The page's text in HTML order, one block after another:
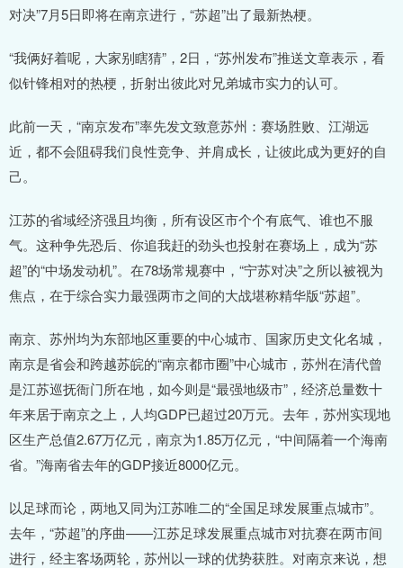
对决”7月5日即将在南京进行，“苏超”出了最新热梗。
“我俩好着呢，大家别瞎猜”，2日，“苏州发布”推送文章表示，看
似针锋相对的热梗，折射出彼此对兄弟城市实力的认可。
此前一天，“南京发布”率先发文致意苏州：赛场胜败、江湖远
近，都不会阻碍我们良性竞争、并肩成长，让彼此成为更好的自
己。
江苏的省域经济强且均衡，所有设区市个个有底气、谁也不服
气。这种争先恐后、你追我赶的劲头也投射在赛场上，成为“苏
超”的“中场发动机”。在78场常规赛中，“宁苏对决”之所以被视为
焦点，在于综合实力最强两市之间的大战堪称精华版“苏超”。
南京、苏州均为东部地区重要的中心城市、国家历史文化名城，
南京是省会和跨越苏皖的“南京都市圈”中心城市，苏州在清代曾
是江苏巡抚衙门所在地，如今则是“最强地级市”，经济总量数十
年来居于南京之上，人均GDP已超过20万元。去年，苏州实现地
区生产总值2.67万亿元，南京为1.85万亿元，“中间隔着一个海南
省。”海南省去年的GDP接近8000亿元。
以足球而论，两地又同为江苏唯二的“全国足球发展重点城市”。
去年，“苏超”的序曲——江苏足球发展重点城市对抗赛在两市间
进行，经主客场两轮，苏州以一球的优势获胜。对南京来说，想